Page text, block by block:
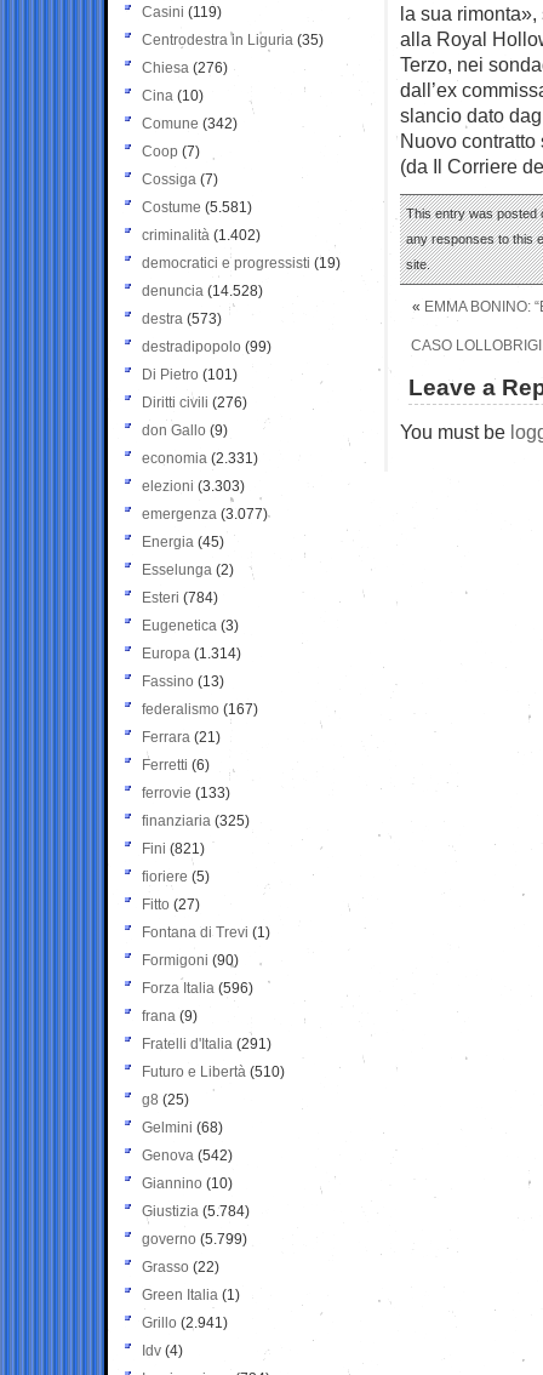
la sua
alla Royal
Terzo, nei
dall’ex
slancio dato
Nuovo
(da Il Corriere
This entry was posted
any responses to this
site.
« EMMA BONINO:
CASO
Leave a
You must be
Casini (119)
Centrodestra in Liguria (35)
Chiesa (276)
Cina (10)
Comune (342)
Coop (7)
Cossiga (7)
Costume (5.581)
criminalità (1.402)
democratici e progressisti (19)
denuncia (14.528)
destra (573)
destradipopolo (99)
Di Pietro (101)
Diritti civili (276)
don Gallo (9)
economia (2.331)
elezioni (3.303)
emergenza (3.077)
Energia (45)
Esselunga (2)
Esteri (784)
Eugenetica (3)
Europa (1.314)
Fassino (13)
federalismo (167)
Ferrara (21)
Ferretti (6)
ferrovie (133)
finanziaria (325)
Fini (821)
fioriere (5)
Fitto (27)
Fontana di Trevi (1)
Formigoni (90)
Forza Italia (596)
frana (9)
Fratelli d'Italia (291)
Futuro e Libertà (510)
g8 (25)
Gelmini (68)
Genova (542)
Giannino (10)
Giustizia (5.784)
governo (5.799)
Grasso (22)
Green Italia (1)
Grillo (2.941)
Idv (4)